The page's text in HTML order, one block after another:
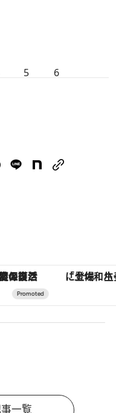
5 6
目にも舌にも涼を呼ぶ郷土の味 ヴァシュロン・コンスタンタ
一覧